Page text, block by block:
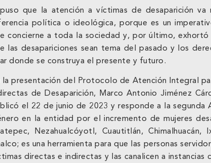
que la atención a víctimas de desaparición va
política o ideológica, porque es un
concierne a toda la sociedad y, por último, exhortó
las desapariciones sean tema del pasado y los
donde se construya el presente y futuro.
la presentación del Protocolo de Atención Integral
de Desaparición, Marco Antonio Jiménez
el 22 de junio de 2023 y responde a la segunda
en la entidad por el incremento de mujeres
Nezahualcóyotl, Cuautitlán, Chimalhuacán,
es una herramienta para que las personas
directas e indirectas y las canalicen a instancias